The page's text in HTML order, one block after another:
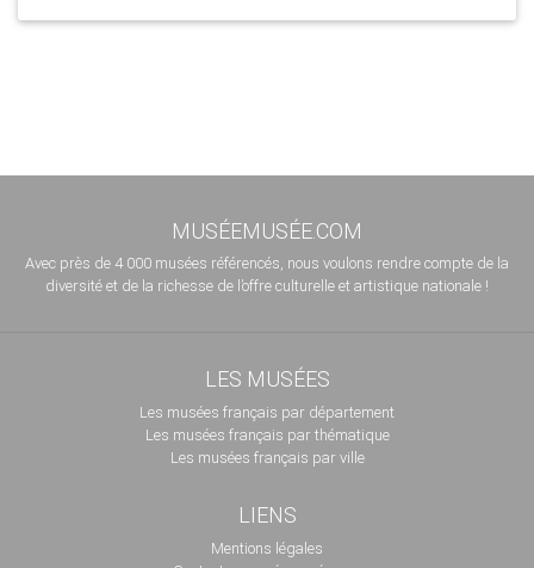
MUSÉEMUSÉE.COM
Avec près de 4 000 musées référencés, nous voulons rendre compte de la
diversité et de la richesse de l’offre culturelle et artistique nationale !
LES MUSÉES
Les musées français par département
Les musées français par thématique
Les musées français par ville
LIENS
Mentions légales